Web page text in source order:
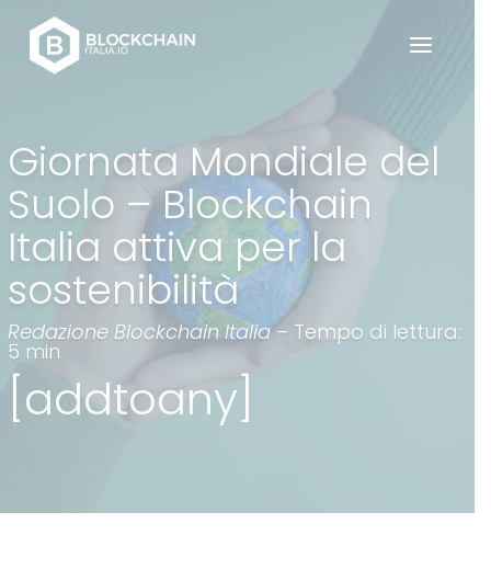
Giornata Mondiale del
Suolo – Blockchain
Italia attiva per la
sostenibilità
Redazione Blockchain Italia– Tempo di lettura:
5 min
[addtoany]